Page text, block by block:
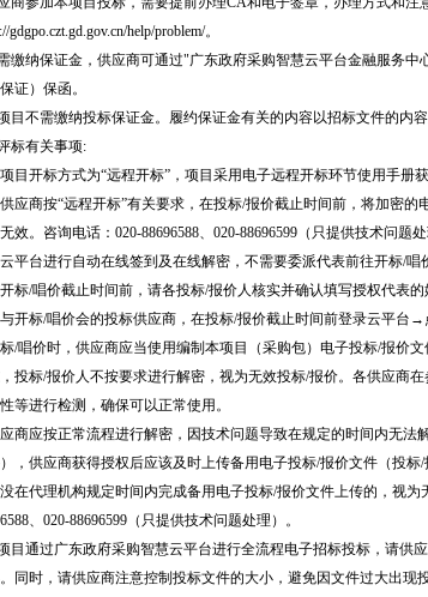
gdgpo.czt.gd.gov.cn/help/problem/。
缴纳保证金，供应商可通过"广东政府采购智慧云平台金融服务中
证）保函。
目不需缴纳投标保证金。履约保证金有关的内容以招标文件的内容
标有关事项:
目开标方式为“远程开标”，项目采用电子远程开标环节使用手册获
应商按“远程开标”有关要求，在投标/报价截止时间前，将加密
效。咨询电话：020-88696588、020-88696599（只提供技术问题处
平台进行自动在线签到及在线解密，不需要委派代表前往开标/唱
标/唱价截止时间前，请各投标/报价人核实并确认填写授权代表
开标/唱价会的投标供应商，在投标/报价截止时间前登录云平台→
/唱价时，供应商应当使用编制本项目（采购包）电子投标/报价
投标/报价人不按要求进行解密，视为无效投标/报价。各供应商
等进行检测，确保可以正常使用。
商应按正常流程进行解密，因技术问题导致在规定的时间内无法
，供应商获得授权后应该及时上传备用电子投标/报价文件（投
在代理机构规定时间内完成备用电子投标/报价文件上传的，视
、020-88696599（只提供技术问题处理）。
目通过广东政府采购智慧云平台进行全流程电子招标投标，请供
同时，请供应商注意控制投标文件的大小，避免因文件过大出现